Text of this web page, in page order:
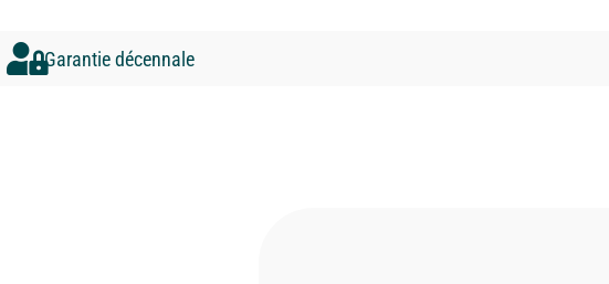
Garantie décennale